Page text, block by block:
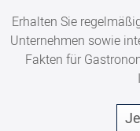
Erhalten Sie
Unternehmen sowie
Fakten für